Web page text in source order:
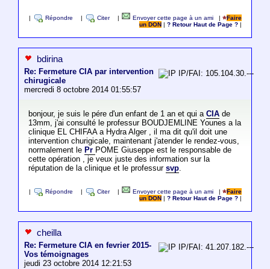
Répondre Citer Envoyer cette page à un ami |
Faire
un DON
|? Retour Haut de Page ?
bdirina
Re: Fermeture CIA par intervention
chirugicale
mercredi 8 octobre 2014 01:55:57
IP/FAI: 105.104.30.---
bonjour, je suis le pére d'un enfant de 1 an et qui a CIAde
13mm, j'ai consulté le professur BOUDJEMLINE Younes a la
clinique EL CHIFAA a Hydra Alger , il ma dit qu'il doit une
intervention churigicale, maintenant j'atender le rendez-vous,
normalement le Pr POME Giuseppe est le responsable de
cette opération , je veux juste des information sur la
réputation de la clinique et le professur svp.
Répondre Citer Envoyer cette page à un ami |
Faire
un DON
|? Retour Haut de Page ?
cheilla
Re: Fermeture CIA en fevrier 2015-
Vos témoignages
jeudi 23 octobre 2014 12:21:53
IP/FAI: 41.207.182.---